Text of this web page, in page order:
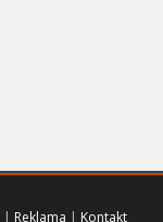
| Reklama | Kontakt